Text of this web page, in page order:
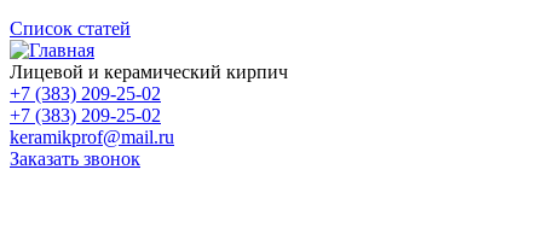
Список статей
Лицевой и керамический кирпич
+7 (383) 209-25-02
+7 (383) 209-25-02
keramikprof@mail.ru
Заказать звонок